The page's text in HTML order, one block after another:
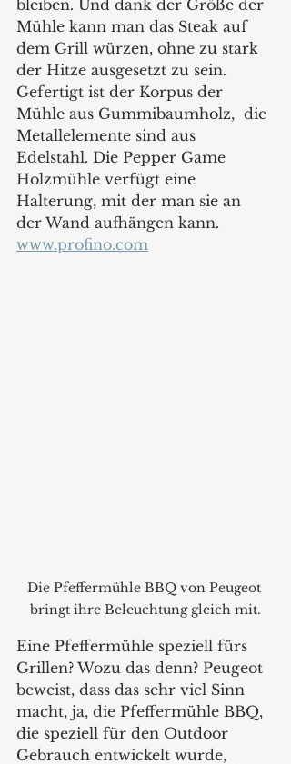
bleiben. Und dank der Größe der
Mühle kann man das Steak auf
dem Grill würzen, ohne zu stark
der Hitze ausgesetzt zu sein.
Gefertigt ist der Korpus der
Mühle aus Gummibaumholz,  die
Metallelemente sind aus
Edelstahl. Die Pepper Game
Holzmühle verfügt eine
Halterung, mit der man sie an
der Wand aufhängen kann.
www.profino.com
Die Pfeffermühle BBQ von Peugeot
bringt ihre Beleuchtung gleich mit.
Eine Pfeffermühle speziell fürs
Grillen? Wozu das denn? Peugeot
beweist, dass das sehr viel Sinn
macht, ja, die Pfeffermühle BBQ,
die speziell für den Outdoor
Gebrauch entwickelt wurde,